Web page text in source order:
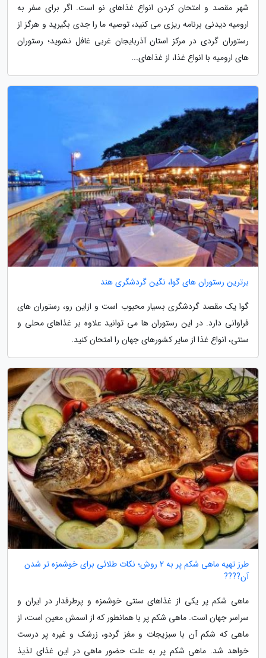
شهر مقصد و امتحان کردن انواع غذاهای نو است. اگر برای سفر به
ارومیه دیدنی برنامه ریزی می کنید، توصیه ما را جدی بگیرید و هرگز از
رستوران گردی در مرکز استان آذربایجان غربی غافل نشوید؛ رستوران
های ارومیه با انواع غذا، از غذاهای...
برترین رستوران های گوا، نگین گردشگری هند
گوا یک مقصد گردشگری بسیار محبوب است و ازاین رو، رستوران های
فراوانی دارد. در این رستوران ها می توانید علاوه بر غذاهای محلی و
سنتی، انواع غذا از سایر کشورهای جهان را امتحان کنید.
طرز تهیه ماهی شکم پر به 2 روش؛ نکات طلائی برای خوشمزه تر شدن
آن????
ماهی شکم پر یکی از غذاهای سنتی خوشمزه و پرطرفدار در ایران و
سراسر جهان است. ماهی شکم پر با همانطور که از اسمش معین است، از
ماهی که شکم آن با سبزیجات و مغز گردو، زرشک و غیره پر درست
خواهد شد. ماهی شکم پر به علت حضور ماهی در این غذای لذیذ